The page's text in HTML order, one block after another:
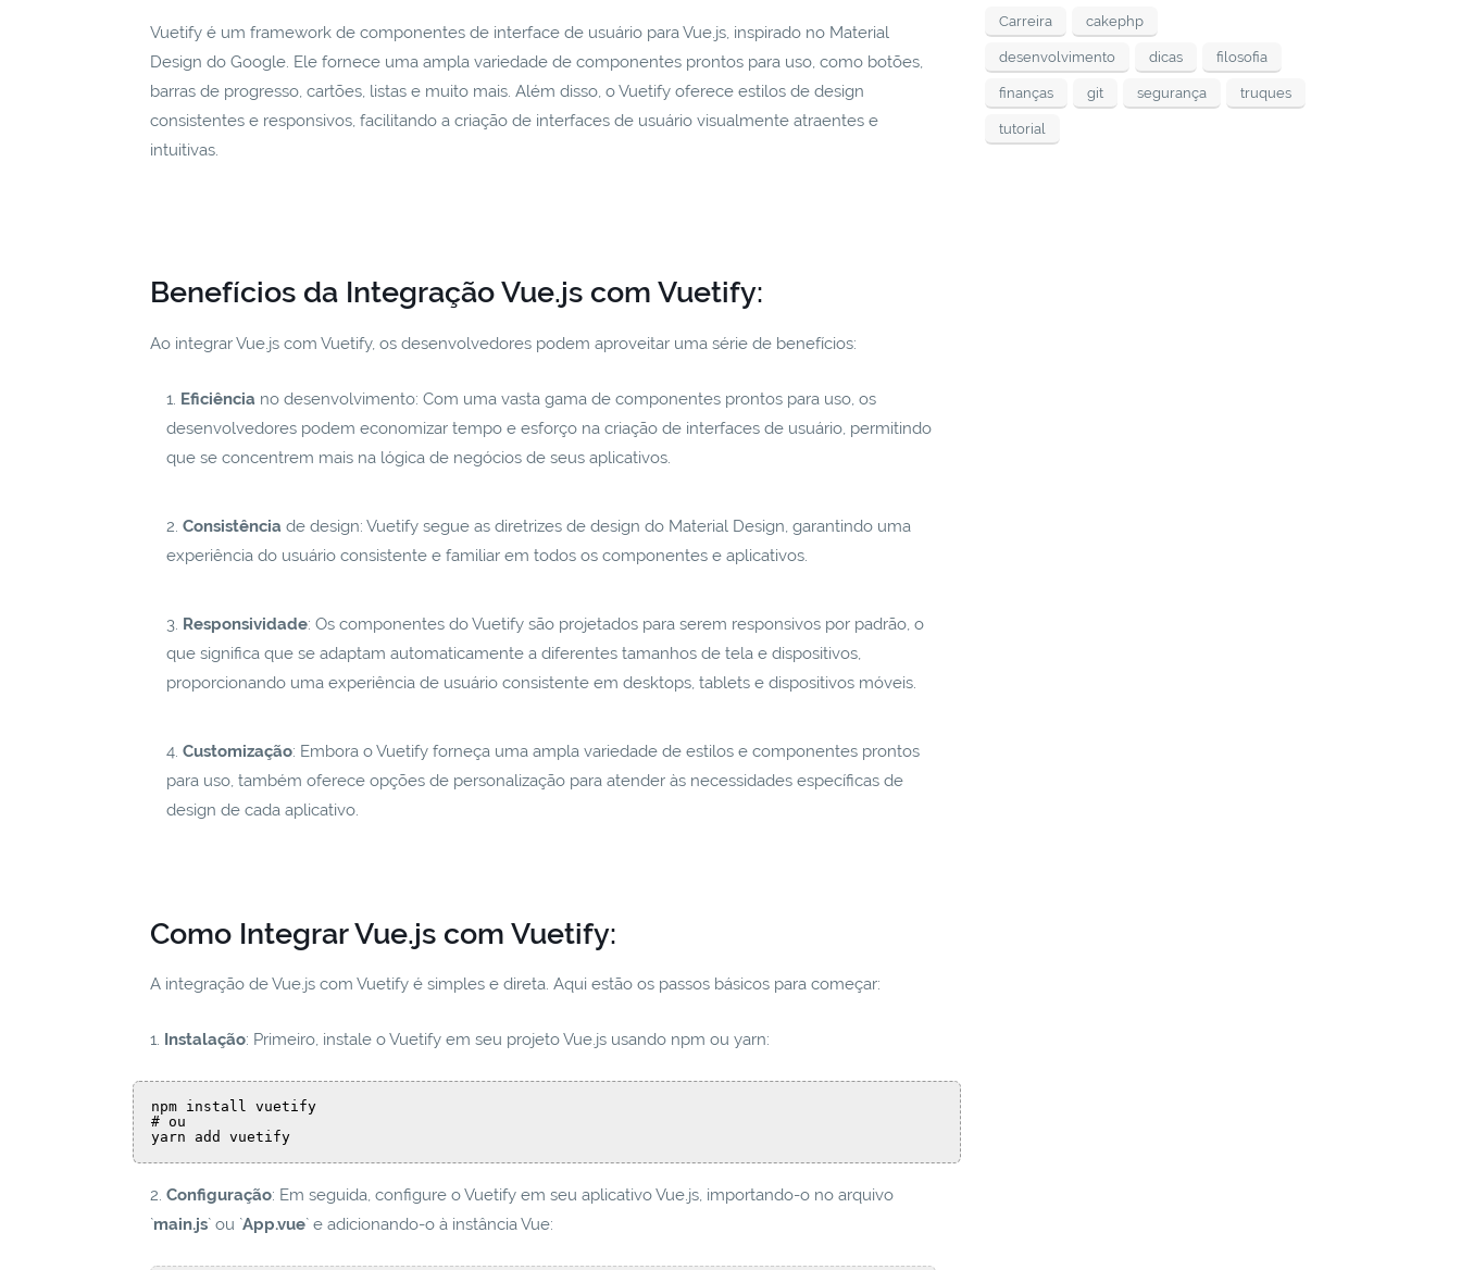
Vuetify é um framework de componentes de interface de usuário para Vue.js, inspirado no Material
Design do Google. Ele fornece uma ampla variedade de componentes prontos para uso, como botões,
barras de progresso, cartões, listas e muito mais. Além disso, o Vuetify oferece estilos de design
consistentes e responsivos, facilitando a criação de interfaces de usuário visualmente atraentes e
intuitivas.
Benefícios da Integração Vue.js com Vuetify:
Ao integrar Vue.js com Vuetify, os desenvolvedores podem aproveitar uma série de benefícios:
Eficiência no desenvolvimento: Com uma vasta gama de componentes prontos para uso, os
desenvolvedores podem economizar tempo e esforço na criação de interfaces de usuário, permitindo
que se concentrem mais na lógica de negócios de seus aplicativos.
Consistência de design: Vuetify segue as diretrizes de design do Material Design, garantindo uma
experiência do usuário consistente e familiar em todos os componentes e aplicativos.
Responsividade: Os componentes do Vuetify são projetados para serem responsivos por padrão, o
que significa que se adaptam automaticamente a diferentes tamanhos de tela e dispositivos,
proporcionando uma experiência de usuário consistente em desktops, tablets e dispositivos móveis.
Customização: Embora o Vuetify forneça uma ampla variedade de estilos e componentes prontos
para uso, também oferece opções de personalização para atender às necessidades específicas de
design de cada aplicativo.
Como Integrar Vue.js com Vuetify:
A integração de Vue.js com Vuetify é simples e direta. Aqui estão os passos básicos para começar:
1. Instalação: Primeiro, instale o Vuetify em seu projeto Vue.js usando npm ou yarn:
npm install vuetify
# ou
yarn add vuetify
2. Configuração: Em seguida, configure o Vuetify em seu aplicativo Vue.js, importando-o no arquivo
`main.js` ou `App.vue` e adicionando-o à instância Vue:
Carreira cakephp
desenvolvimento dicas filosofia
finanças git segurança truques
tutorial